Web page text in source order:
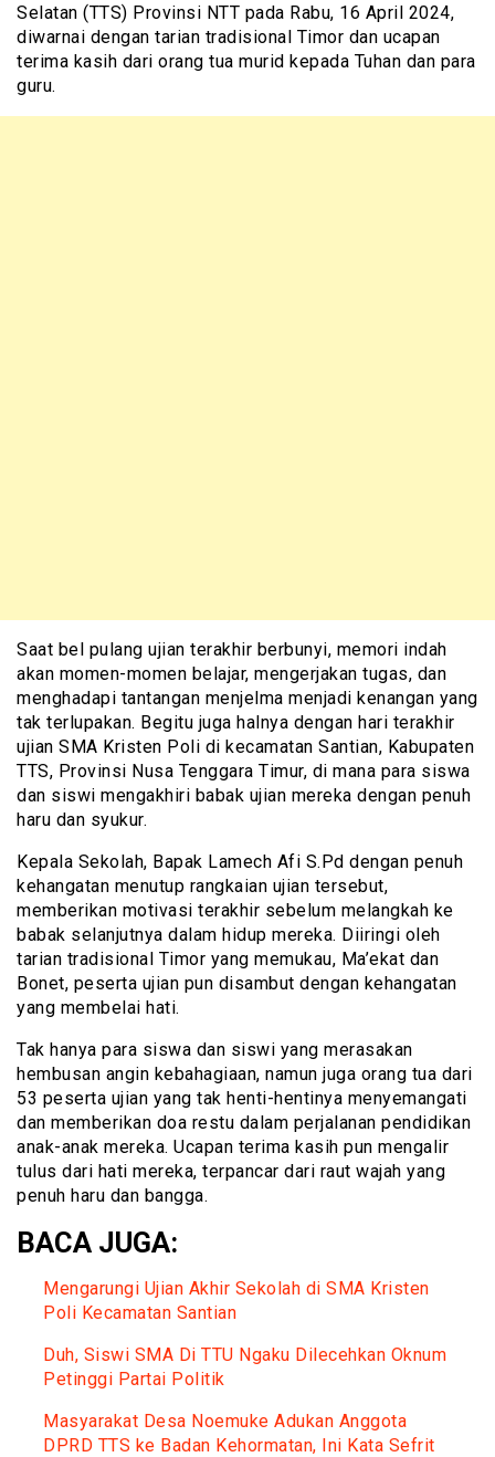
Selatan (TTS) Provinsi NTT pada Rabu, 16 April 2024,
diwarnai dengan tarian tradisional Timor dan ucapan
terima kasih dari orang tua murid kepada Tuhan dan para
guru.
Saat bel pulang ujian terakhir berbunyi, memori indah
akan momen-momen belajar, mengerjakan tugas, dan
menghadapi tantangan menjelma menjadi kenangan yang
tak terlupakan. Begitu juga halnya dengan hari terakhir
ujian SMA Kristen Poli di kecamatan Santian, Kabupaten
TTS, Provinsi Nusa Tenggara Timur, di mana para siswa
dan siswi mengakhiri babak ujian mereka dengan penuh
haru dan syukur.
Kepala Sekolah, Bapak Lamech Afi S.Pd dengan penuh
kehangatan menutup rangkaian ujian tersebut,
memberikan motivasi terakhir sebelum melangkah ke
babak selanjutnya dalam hidup mereka. Diiringi oleh
tarian tradisional Timor yang memukau, Ma’ekat dan
Bonet, peserta ujian pun disambut dengan kehangatan
yang membelai hati.
Tak hanya para siswa dan siswi yang merasakan
hembusan angin kebahagiaan, namun juga orang tua dari
53 peserta ujian yang tak henti-hentinya menyemangati
dan memberikan doa restu dalam perjalanan pendidikan
anak-anak mereka. Ucapan terima kasih pun mengalir
tulus dari hati mereka, terpancar dari raut wajah yang
penuh haru dan bangga.
BACA JUGA:
Mengarungi Ujian Akhir Sekolah di SMA Kristen
Poli Kecamatan Santian
Duh, Siswi SMA Di TTU Ngaku Dilecehkan Oknum
Petinggi Partai Politik
Masyarakat Desa Noemuke Adukan Anggota
DPRD TTS ke Badan Kehormatan, Ini Kata Sefrit